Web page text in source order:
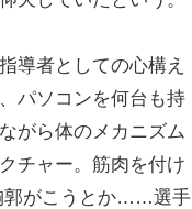
導者としての心構え
パソコンを何台も持
がら体のメカニズム
チャー。筋肉を付け
郭がこうとか……選手